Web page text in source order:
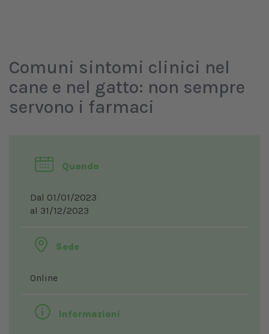
Comuni sintomi clinici nel
cane e nel gatto: non sempre
servono i farmaci
Quando
Dal 01/01/2023
al 31/12/2023
Sede
Online
Informazioni